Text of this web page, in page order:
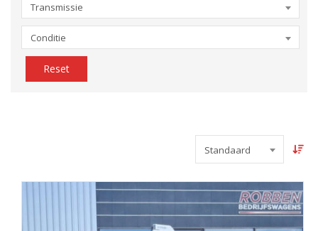
Transmissie
Conditie
Reset
Standaard